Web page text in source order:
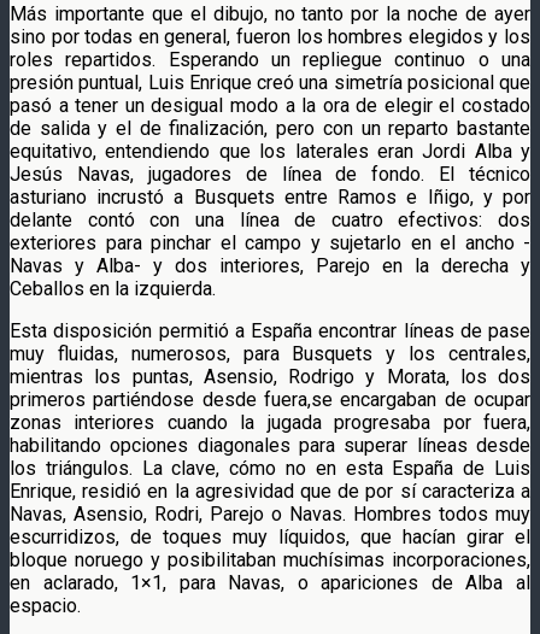
Más importante que el dibujo, no tanto por la noche de ayer
sino por todas en general, fueron los hombres elegidos y los
roles repartidos. Esperando un repliegue continuo o una
presión puntual, Luis Enrique creó una simetría posicional que
pasó a tener un desigual modo a la ora de elegir el costado
de salida y el de finalización, pero con un reparto bastante
equitativo, entendiendo que los laterales eran Jordi Alba y
Jesús Navas, jugadores de línea de fondo. El técnico
asturiano incrustó a Busquets entre Ramos e Iñigo, y por
delante contó con una línea de cuatro efectivos: dos
exteriores para pinchar el campo y sujetarlo en el ancho -
Navas y Alba- y dos interiores, Parejo en la derecha y
Ceballos en la izquierda.
Esta disposición permitió a España encontrar líneas de pase
muy fluidas, numerosos, para Busquets y los centrales,
mientras los puntas, Asensio, Rodrigo y Morata, los dos
primeros partiéndose desde fuera,se encargaban de ocupar
zonas interiores cuando la jugada progresaba por fuera,
habilitando opciones diagonales para superar líneas desde
los triángulos. La clave, cómo no en esta España de Luis
Enrique, residió en la agresividad que de por sí caracteriza a
Navas, Asensio, Rodri, Parejo o Navas. Hombres todos muy
escurridizos, de toques muy líquidos, que hacían girar el
bloque noruego y posibilitaban muchísimas incorporaciones,
en aclarado, 1×1, para Navas, o apariciones de Alba al
espacio.